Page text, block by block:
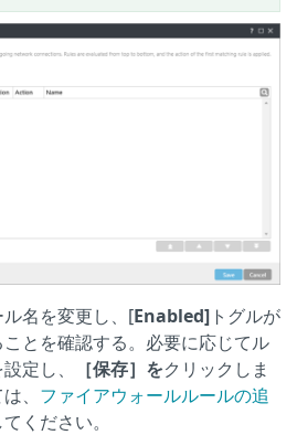
名を変更し、[Enabled] トグルが
とを確認する。必要に応じてル
定し、
［保存］をクリックしま
、 ファイアウォールルールの追
ください。